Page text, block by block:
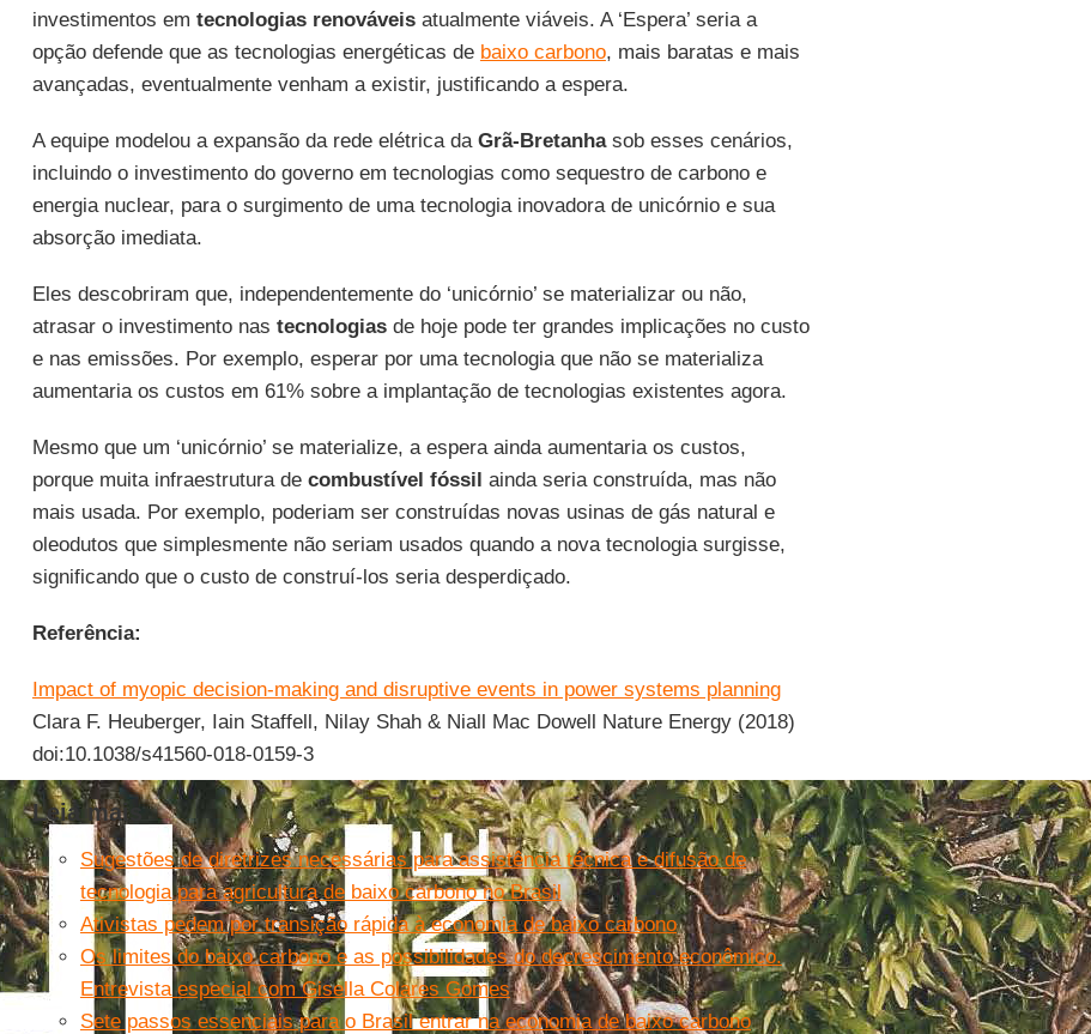
investimentos em tecnologias renováveisatualmente viáveis. A ‘Espera’ seria a
opção defende que as tecnologias energéticas de baixo carbono, mais baratas e mais
avançadas, eventualmente venham a existir, justificando a espera.
A equipe modelou a expansão da rede elétrica da Grã-Bretanhasob esses cenários,
incluindo o investimento do governo em tecnologias como sequestro de carbono e
energia nuclear, para o surgimento de uma tecnologia inovadora de unicórnio e sua
absorção imediata.
Eles descobriram que, independentemente do ‘unicórnio’ se materializar ou não,
atrasar o investimento nas tecnologiasde hoje pode ter grandes implicações no custo
e nas emissões. Por exemplo, esperar por uma tecnologia que não se materializa
aumentaria os custos em 61% sobre a implantação de tecnologias existentes agora.
Mesmo que um ‘unicórnio’ se materialize, a espera ainda aumentaria os custos,
porque muita infraestrutura de combustível fóssil ainda seria construída, mas não
mais usada. Por exemplo, poderiam ser construídas novas usinas de gás natural e
oleodutos que simplesmente não seriam usados quando a nova tecnologia surgisse,
significando que o custo de construí-los seria desperdiçado.
Referência:
Impact of myopic decision-making and disruptive events in power systems planning
Clara F. Heuberger, Iain Staffell, Nilay Shah & Niall Mac Dowell Nature Energy (2018)
doi:10.1038/s41560-018-0159-3
Leia mais
Sugestões de diretrizes necessárias para assistência técnica e difusão de
tecnologia para agricultura de baixo carbono no Brasil
Ativistas pedem por transição rápida à economia de baixo carbono
Os limites do baixo carbono e as possibilidades do decrescimento econômico.
Entrevista especial com Gisella Colares Gomes
Sete passos essenciais para o Brasil entrar na economia de baixo carbono